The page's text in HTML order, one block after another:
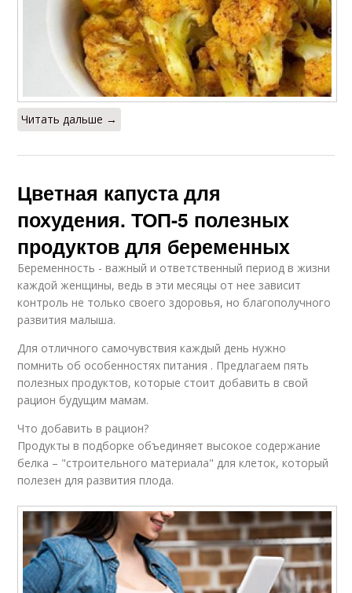
Читать дальше →
Цветная капуста для
похудения. ТОП-5 полезных
продуктов для беременных
Беременность - важный и ответственный период в жизни
каждой женщины, ведь в эти месяцы от нее зависит
контроль не только своего здоровья, но благополучного
развития малыша.
Для отличного самочувствия каждый день нужно
помнить об особенностях питания . Предлагаем пять
полезных продуктов, которые стоит добавить в свой
рацион будущим мамам.
Что добавить в рацион?
Продукты в подборке объединяет высокое содержание
белка – "строительного материала" для клеток, который
полезен для развития плода.